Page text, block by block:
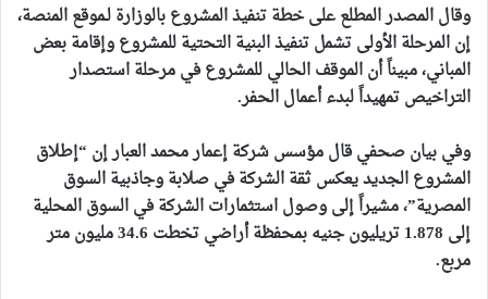
وقال المصدر المطلع على خطة تنفيذ المشروع بالوزارة لـموقع المنصة،
إن المرحلة الأولى تشمل تنفيذ البنية التحتية للمشروع وإقامة بعض
المباني، مبيناً أن الموقف الحالي للمشروع في مرحلة استصدار
التراخيص تمهيداً لبدء أعمال الحفر.
وفي بيان صحفي قال مؤسس شركة إعمار محمد العبار إن “إطلاق
المشروع الجديد يعكس ثقة الشركة في صلابة وجاذبية السوق
المصرية”، مشيراً إلى وصول استثمارات الشركة في السوق المحلية
إلى 1.878 تريليون جنيه بمحفظة أراضي تخطت 34.6 مليون متر
مربع.